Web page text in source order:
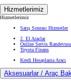
Hizmetlerimiz
Hizmetlerimiz
Satış Sonrası Hizmetler
2. El Araçlar
Online Servis Randevusu
Toyota Finans
Kredi Hesaplama Aracı
Aksesuarlar / Araç